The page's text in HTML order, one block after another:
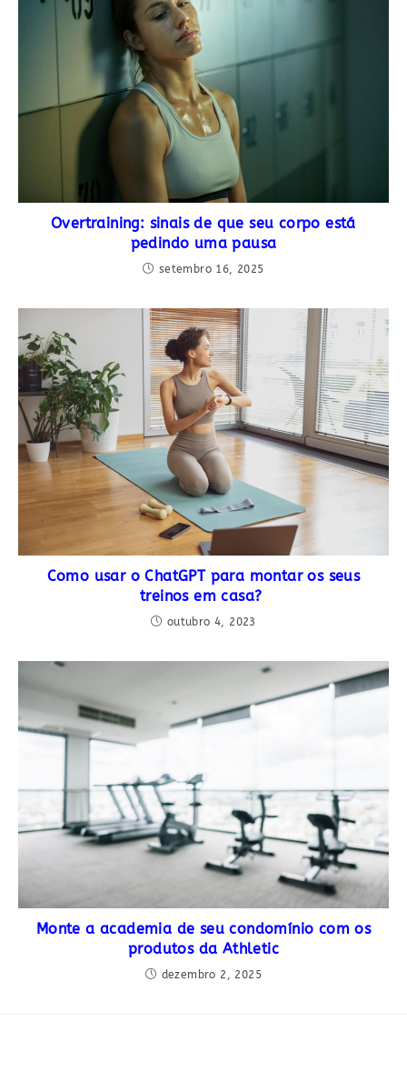
Overtraining: sinais de que seu corpo está
pedindo uma pausa
setembro 16, 2025
Como usar o ChatGPT para montar os seus
treinos em casa?
outubro 4, 2023
Monte a academia de seu condomínio com os
produtos da Athletic
dezembro 2, 2025